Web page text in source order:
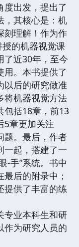
出发，提出了
，其核心是：机
刻理解！作为作
的机器视觉课
了近30年，至今
用。本书提供了
以后的研究做准
将机器视觉方法
包括18章，前13
5章更加关注
题。最后，作者
一起，搭建了一
-手”系统。书中
后的附录中；
提供了丰富的练
业本科生和研
作为研究人员的